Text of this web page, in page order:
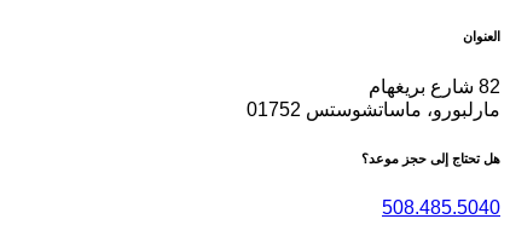
العنوان
82 شارع بريغهام
مارلبورو، ماساتشوستس 01752
هل تحتاج إلى حجز موعد؟
508.485.5040